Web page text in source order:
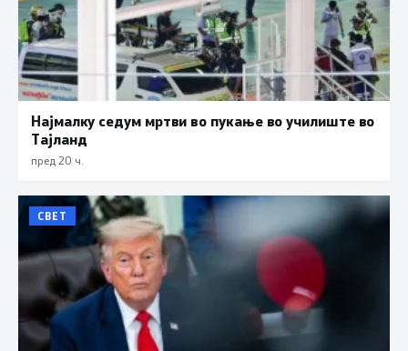
Најмалку седум мртви во пукање во училиште во
Тајланд
пред 20 ч.
СВЕТ